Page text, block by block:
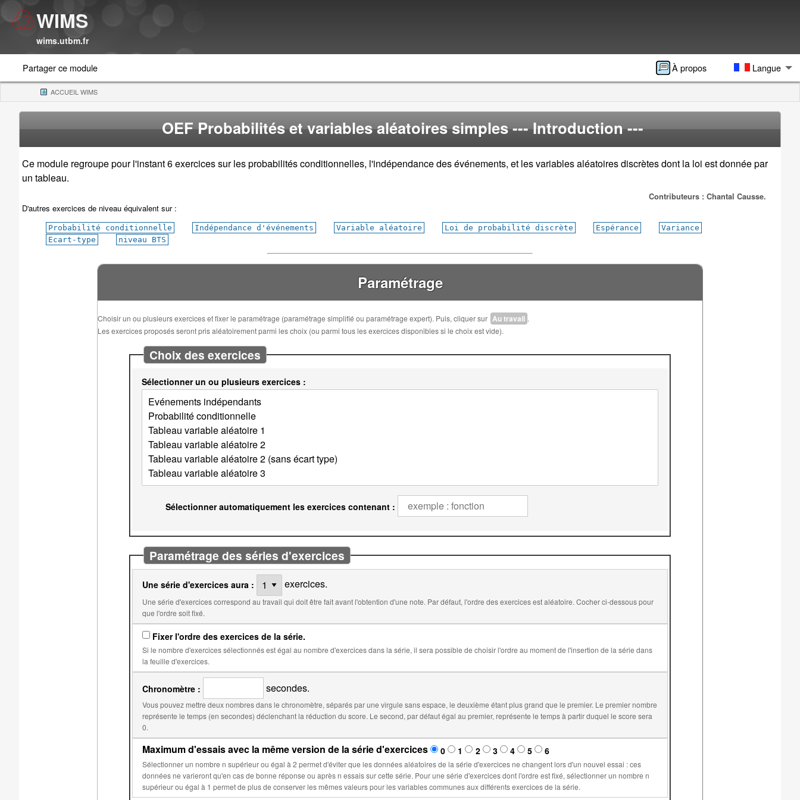
WIMS
wims.utbm.fr
Partager ce module À propos Langue
ACCUEIL WIMS(CURRENT)
OEF Probabilités et variables aléatoires simples--- Introduction ---
Ce module regroupe pour l'instant 6 exercices sur les probabilités conditionnelles, l'indépendance des événements, et les variables aléatoires discrètes dont la loi est donnée par
un tableau.
Contributeurs : Chantal Causse.
D'autres exercices de niveau équivalent sur :
Probabilité conditionnelle Indépendance d'événements Variable aléatoire Loi de probabilité discrète Espérance
Variance
Ecart-type
niveau BTS
Paramétrage
Choisir un ou plusieurs exercices et fixer le paramétrage (paramétrage simplifié ou paramétrage expert). Puis, cliquer sur Au travail .
Les exercices proposés seront pris aléatoirement parmi les choix (ou parmi tous les exercices disponibles si le choix est vide).
Choix des exercices
Sélectionner un ou plusieurs exercices :
Sélectionner automatiquement les exercices contenant :
Paramétrage des séries d'exercices
Une série d'exercices aura : exercices.
Une série d'exercices correspond au travail qui doit être fait avant l'obtention d'une note. Par défaut, l'ordre des exercices est aléatoire. Cocher ci-dessous pour
que l'ordre soit fixé.
Fixer l'ordre des exercices de la série.
Si le nombre d'exercices sélectionnés est égal au nombre d'exercices dans la série, il sera possible de choisir l'ordre au moment de l'insertion de la série dans
la feuille d'exercices.
Chronomètre : secondes.
Vous pouvez mettre deux nombres dans le chronomètre, séparés par une virgule sans espace, le deuxième étant plus grand que le premier. Le premier nombre
représente le temps (en secondes) déclenchant la réduction du score. Le second, par défaut égal au premier, représente le temps à partir duquel le score sera
0.
Maximum d'essais avec la même version de la série d'exercices 0 1 2 3 4 5 6
Sélectionner un nombre n supérieur ou égal à 2 permet d'éviter que les données aléatoires de la série d'exercices ne changent lors d'un nouvel essai : ces
données ne varieront qu'en cas de bonne réponse ou après n essais sur cette série. Pour une série d'exercices dont l'ordre est fixé, sélectionner un nombre n
supérieur ou égal à 1 permet de plus de conserver les mêmes valeurs pour les variables communes aux différents exercices de la série.